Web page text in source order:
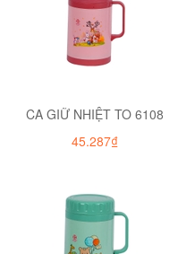
CA GIỮ NHIỆT TO 6108
45.287₫